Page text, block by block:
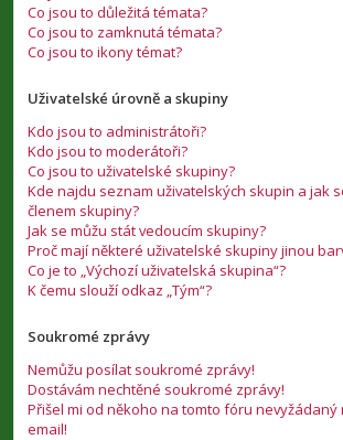
Co jsou to důležitá témata?
Co jsou to zamknutá témata?
Co jsou to ikony témat?
Uživatelské úrovně a skupiny
Kdo jsou to administrátoři?
Kdo jsou to moderátoři?
Co jsou to uživatelské skupiny?
Kde najdu seznam uživatelských skupin a jak
členem skupiny?
Jak se můžu stát vedoucím skupiny?
Proč mají některé uživatelské skupiny jinou
Co je to „Výchozí uživatelská skupina“?
K čemu slouží odkaz „Tým“?
Soukromé zprávy
Nemůžu posílat soukromé zprávy!
Dostávám nechtěné soukromé zprávy!
Přišel mi od někoho na tomto fóru nevyžádaný
email!